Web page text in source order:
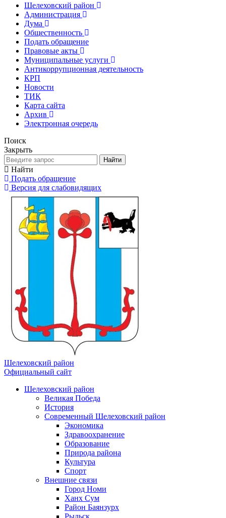
Шелеховский район
Администрация
Дума
Общественность
Подать обращение
Правовые акты
Муниципальные услуги
Антикоррупционная деятельность
КРП
Новости
ТИК
Карта сайта
Архив
Электронная очередь
Поиск
Закрыть
Найти
Найти
Подать обращение
Версия для слабовидящих
Шелеховский район
Официальный сайт
Шелеховский район
Великая Победа
История
Современный Шелеховский район
Экономика
Здравоохранение
Образование
Природа района
Культура
Спорт
Внешние связи
Город Номи
Ханх Сум
Район Баянзурх
Рыльск